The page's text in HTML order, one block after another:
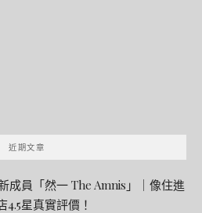
近期文章
成員「然一 The Amnis」｜像住進
星真實評價！